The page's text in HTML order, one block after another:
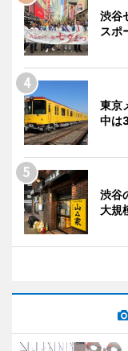
渋谷
スポ
東京
中は
渋谷
大規